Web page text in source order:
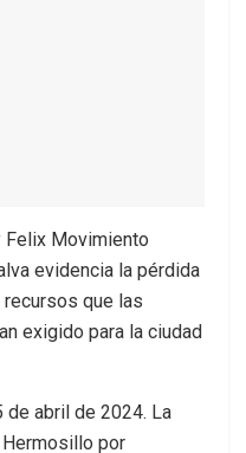
Felix Movimiento
evidencia la pérdida
que las
exigido para la ciudad
de abril de 2024. La
por